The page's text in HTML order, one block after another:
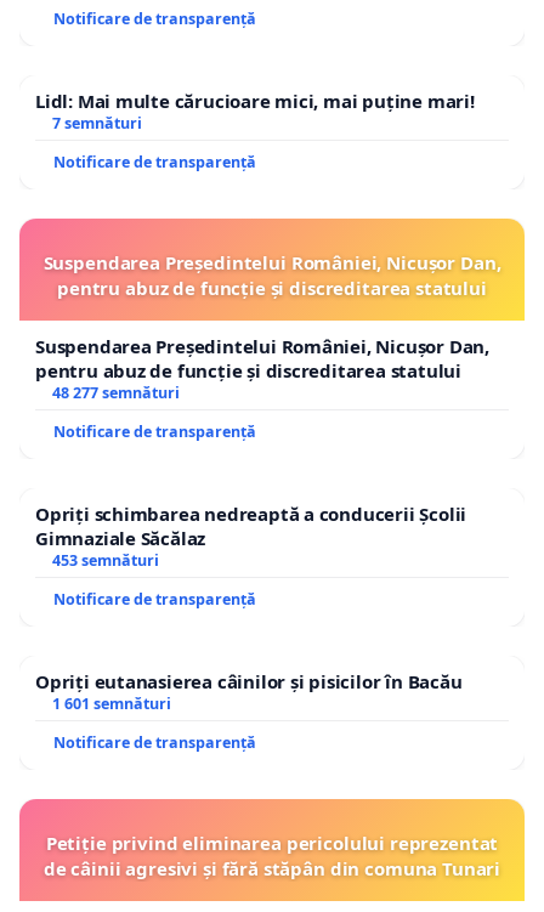
Notificare de transparență
Lidl: Mai multe cărucioare mici, mai puține mari!
7 semnături
Notificare de transparență
Suspendarea Președintelui României, Nicușor Dan,
pentru abuz de funcție și discreditarea statului
Suspendarea Președintelui României, Nicușor Dan,
pentru abuz de funcție și discreditarea statului
48 277 semnături
Notificare de transparență
Opriți schimbarea nedreaptă a conducerii Școlii
Gimnaziale Săcălaz
453 semnături
Notificare de transparență
Opriți eutanasierea câinilor și pisicilor în Bacău
1 601 semnături
Notificare de transparență
Petiție privind eliminarea pericolului reprezentat
de câinii agresivi și fără stăpân din comuna Tunari